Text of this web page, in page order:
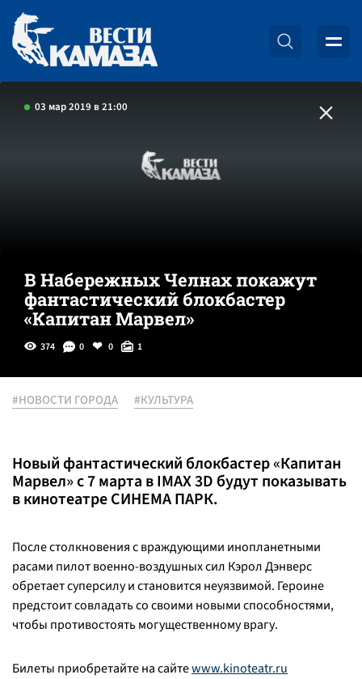
03 мар 2019 в 21:00
В Набережных Челнах покажут
фантастический блокбастер
«Капитан Марвел»
374 0 0 1
#НОВОСТИ ГОРОДА #КУЛЬТУРА
Новый фантастический блокбастер «Капитан
Марвел» с 7 марта в IMAX 3D будут показывать
в кинотеатре СИНЕМА ПАРК.
После столкновения с враждующими инопланетными
расами пилот военно-воздушных сил Кэрол Дэнверс
обретает суперсилу и становится неуязвимой. Героине
предстоит совладать со своими новыми способностями,
чтобы противостоять могущественному врагу.
Билеты приобретайте на сайтеwww.kinoteatr.ru